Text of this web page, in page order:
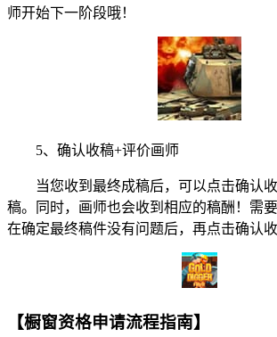
师开始下一阶段哦！
5、确认收稿+评价画师
当您收到最终成稿后，可以点击确认收
稿。同时，画师也会收到相应的稿酬！需
在确定最终稿件没有问题后，再点击确认收
【橱窗资格申请流程指南】